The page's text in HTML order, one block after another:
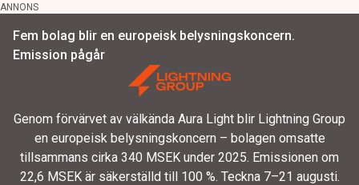
ANNONS
Fem bolag blir en europeisk belysningskoncern.
Emission pågår
Genom förvärvet av välkända Aura Light blir Lightning Group
en europeisk belysningskoncern – bolagen omsatte
tillsammans cirka 340 MSEK under 2025. Emissionen om
22,6 MSEK är säkerställd till 100 %. Teckna 7–21 augusti.